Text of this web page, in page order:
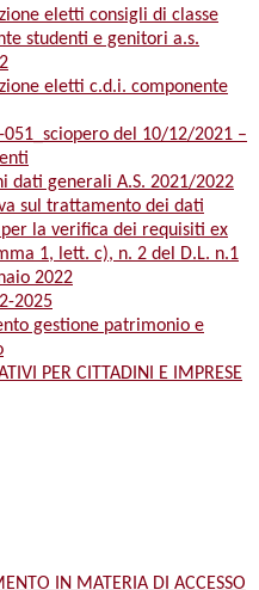
eletti consigli di classe
studenti e genitori a.s.
eletti c.d.i. componente
del 10/12/2021 –
dati generali A.S. 2021/2022
sul trattamento dei dati
la verifica dei requisiti ex
1, lett. c), n. 2 del D.L. n.1
2022
2025
gestione patrimonio e
PER CITTADINI E IMPRESE
IN MATERIA DI ACCESSO